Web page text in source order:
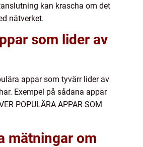
kan krascha om det
nätverket.
som lider av
appar som tyvärr lider av
Exempel på sådana appar
POPULÄRA APPAR SOM
mätningar om